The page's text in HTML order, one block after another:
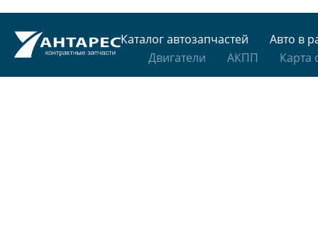
Каталог автозапчастей
Авто в
Двигатели
АКПП Карта